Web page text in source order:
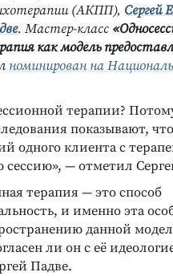
(АКПП), Сергей
. Мастер-класс
как модель
номинирован на
терапии?
показывают,
одного клиента с
— отметил
терапия — это способ
и именно эта
данной
ли он с её
Падве.